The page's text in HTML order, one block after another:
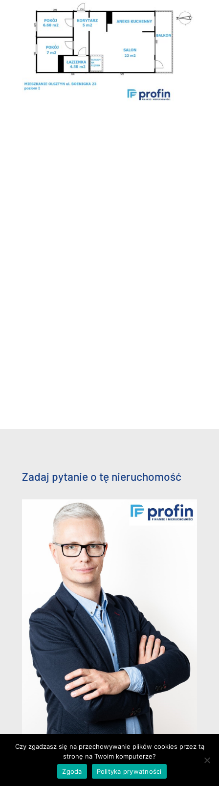
Zadaj pytanie o tę nieruchomość
Radosław Wolert
Specjalista ds. nieruchomości
Czy zgadzasz się na przechowywanie plików cookies przez tą
stronę na Twoim komputerze?
Zgoda
Polityka prywatności